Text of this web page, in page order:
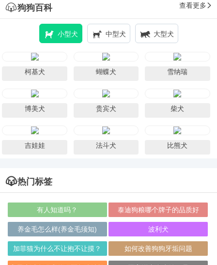
狗狗百科 查看更多
小型犬 中型犬 大型犬
柯基犬 蝴蝶犬 雪纳瑞
博美犬 贵宾犬 柴犬
吉娃娃 法斗犬 比熊犬
热门标签
有人知道吗？ 泰迪狗粮哪个牌子的品质好
养金毛怎么样(养金毛须知) 波利犬
加菲猫为什么不让抱不让摸？ 如何改善狗狗牙垢问题